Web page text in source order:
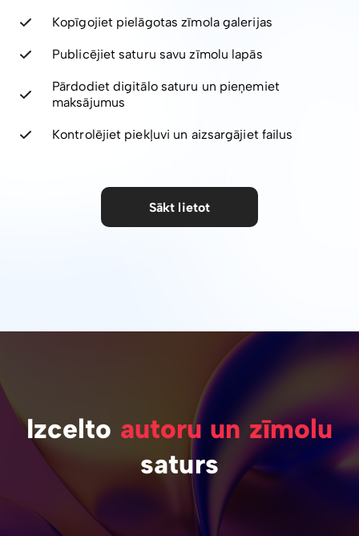
Kopīgojiet pielāgotas zīmola galerijas
Publicējiet saturu savu zīmolu lapās
Pārdodiet digitālo saturu un pieņemiet
maksājumus
Kontrolējiet piekļuvi un aizsargājiet failus
Sākt lietot
Izcelto autoru un zīmolu
saturs